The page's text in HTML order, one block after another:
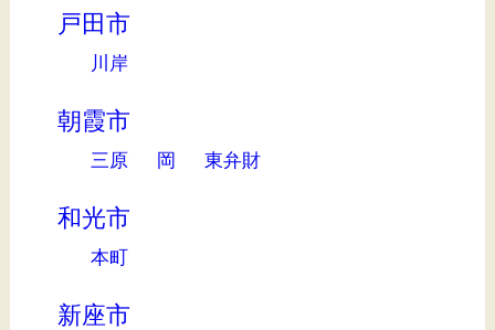
戸田市
川岸
朝霞市
三原 岡 東弁財
和光市
本町
新座市